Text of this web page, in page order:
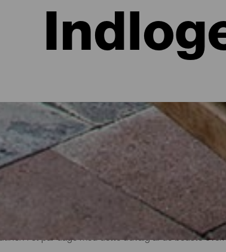
Palma: hoteller, lejligheder...
i en lejlighed ved havet eller på et malerisk hotel
på sine lidt mere end 700 kvadratkilometer. Find
i et par dage med dette udvalg af de bedste